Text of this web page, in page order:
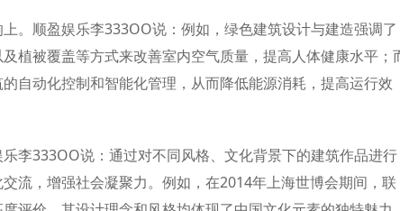
。顺盈娱乐李333OO说：例如，绿色建筑设计与建造强调了
植被覆盖等方式来改善室内空气质量，提高人体健康水平；
自动化控制和智能化管理，从而降低能源消耗，提高运行效
李333OO说：通过对不同风格、文化背景下的建筑作品进行
流，增强社会凝聚力。例如，在2014年上海世博会期间，联